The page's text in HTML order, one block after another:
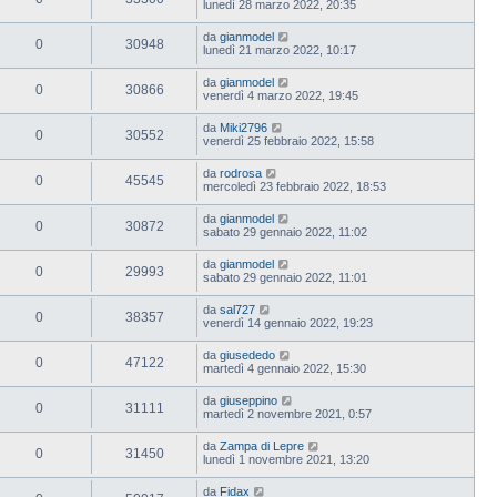
lunedì 28 marzo 2022, 20:35
0 30948 da gianmodel
lunedì 21 marzo 2022, 10:17
0 30866 da gianmodel
venerdì 4 marzo 2022, 19:45
0 30552 da Miki2796
venerdì 25 febbraio 2022, 15:58
0 45545 da rodrosa
mercoledì 23 febbraio 2022, 18:53
0 30872 da gianmodel
sabato 29 gennaio 2022, 11:02
0 29993 da gianmodel
sabato 29 gennaio 2022, 11:01
0 38357 da sal727
venerdì 14 gennaio 2022, 19:23
0 47122 da giusededo
martedì 4 gennaio 2022, 15:30
0 31111 da giuseppino
martedì 2 novembre 2021, 0:57
0 31450 da Zampa di Lepre
lunedì 1 novembre 2021, 13:20
da Fidax